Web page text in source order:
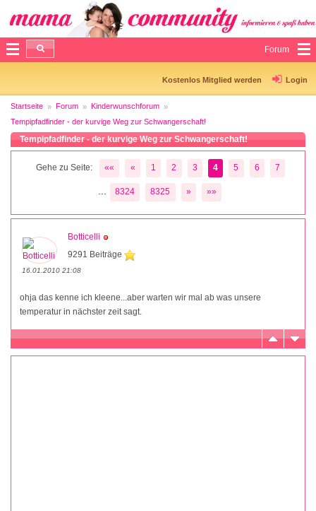
Forum
Kostenlos Mitglied werden Login
Startseite Forum
Kinderwunschforum
Tempipfadfinder - der kurvige Weg zur Schwangerschaft!
Tempipfadfinder - der kurvige Weg zur Schwangerschaft!
Gehe zu Seite: «« « 1 2 3 4 5 6 7
8324 8325 » »»
Botticelli
9291 Beiträge
16.01.2010 21:08
ohja das kenne ich kleene...aber warten wir mal ab was unsere
temperatur in nächster zeit sagt.